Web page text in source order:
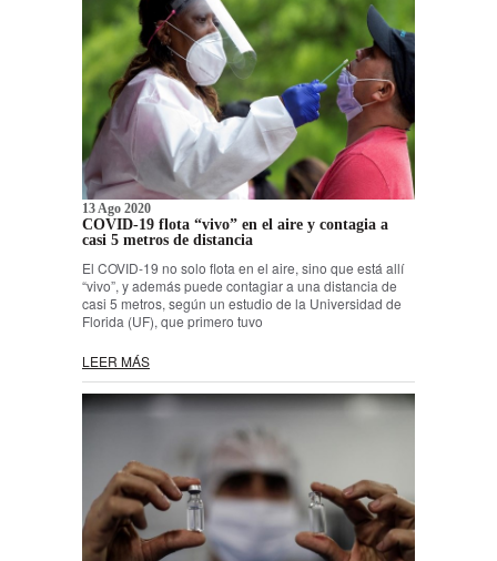
13 Ago 2020
COVID-19 flota “vivo” en el aire y contagia a
casi 5 metros de distancia
El COVID-19 no solo flota en el aire, sino que está allí
“vivo”, y además puede contagiar a una distancia de
casi 5 metros, según un estudio de la Universidad de
Florida (UF), que primero tuvo
LEER MÁS